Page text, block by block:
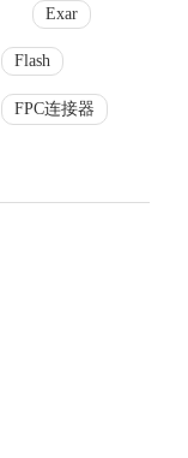
Exar
Flash
FPC连接器